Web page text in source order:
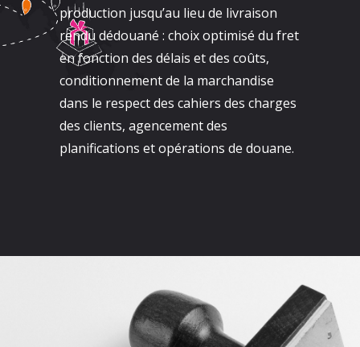
production jusqu’au lieu de livraison
rendu dédouané : choix optimisé du fret
en fonction des délais et des coûts,
conditionnement de la marchandise
dans le respect des cahiers des charges
des clients, agencement des
planifications et opérations de douane.